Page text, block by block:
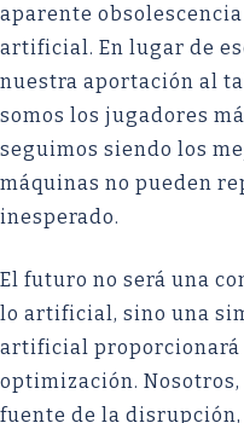
aparente
artificial. En lugar de
nuestra aportación al
somos los jugadores
seguimos siendo los
máquinas no pueden
inesperado.
El futuro no será una
lo artificial, sino una
artificial proporcionará
optimización.
fuente de la